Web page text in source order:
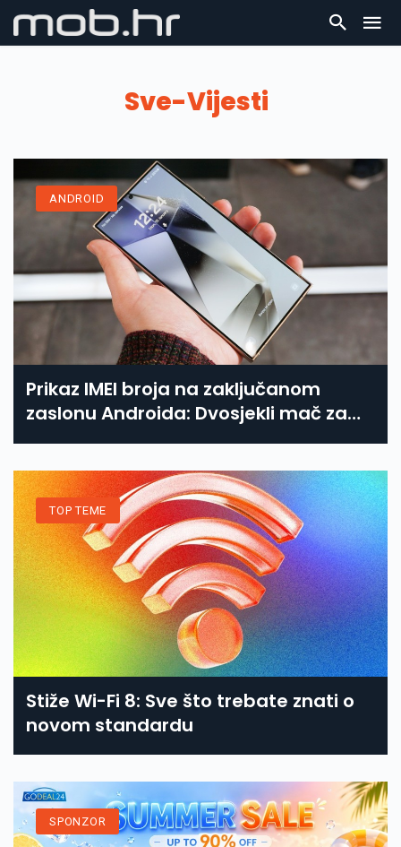
Sve-Vijesti
ANDROID
Prikaz IMEI broja na zaključanom
zaslonu Androida: Dvosjekli mač za
sigurnost
TOP TEME
Stiže Wi-Fi 8: Sve što trebate znati o
novom standardu
SPONZOR